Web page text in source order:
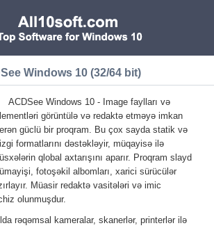
Windows 10 (32/64 bit)
ACDSee Windows 10 - Image faylları və
görüntülə və redaktə etməyə imkan
güclü bir proqram. Bu çox sayda statik və
formatlarını dəstəkləyir, müqayisə ilə
qlobal axtarışını aparır. Proqram slayd
fotoşəkil albomları, xarici sürücülər
Müasir redaktə vasitələri və imic
olunmuşdur.
rəqəmsal kameralar, skanerlər, printerlər ilə